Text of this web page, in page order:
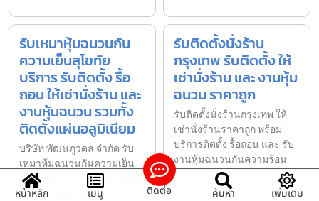
รับเหมาหุ้มฉนวนกัน
ความเย็นสุโขทัย
บริการ รับติดตั้ง รื้อ
ถอน ให้เช่านั่งร้าน และ
งานหุ้มฉนวน รวมทั้ง
ติดตั้งแผ่นอลูมิเนียม
บริษัท พัฒนภูวดล จำกัด รับ
เหมาหุ้มฉนวนกันความเย็น
สุโขทัย บริการ รับออกแบบนั่ง
ร้าน รับเขียนแบบนั่งร้าน รับ
รับติดตั้งนั่งร้าน
กรุงเทพ รับติดตั้ง ให้
เช่านั่งร้าน และ งานหุ้ม
ฉนวน ราคาถูก
รับติดตั้งนั่งร้านกรุงเทพ ให้
เช่านั่งร้านราคาถูก พร้อม
บริการติดตั้ง รื้อถอน และ รับ
งานหุ้มฉนวนกันความร้อน
และ ความเย็น พ
หน้าหลัก
เมนู ติดต่อ ค้นหา เพิ่มเติม